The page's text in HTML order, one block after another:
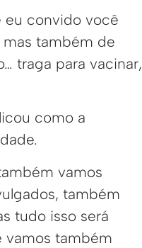
eu convido você
mas também de
traga para vacinar,
como a
vamos
também
tudo isso será
vamos também